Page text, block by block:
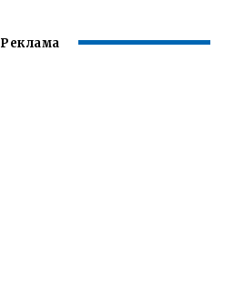
Реклама